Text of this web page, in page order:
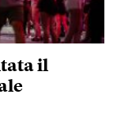
il